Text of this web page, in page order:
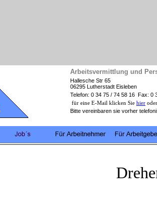
Arbeitsvermittlung und
Hallesche Str 65
06295 Lutherstadt Eisleben
Telefon: 0 34 75 / 74 58 16 Fax: 0
für eine E-Mail klicken Sie hier
Bitte vereinbaren sie vorher